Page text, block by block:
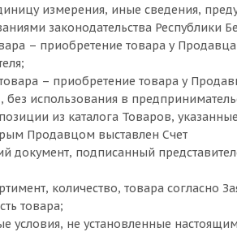
измерения, иные сведения,
законодательства Республики
– приобретение товара у
– приобретение товара у
использования в
позиции из каталога Товаров,
Продавцом выставлен Счет
документ, подписанный
количество, товара согласно
товара;
условия, не установленные